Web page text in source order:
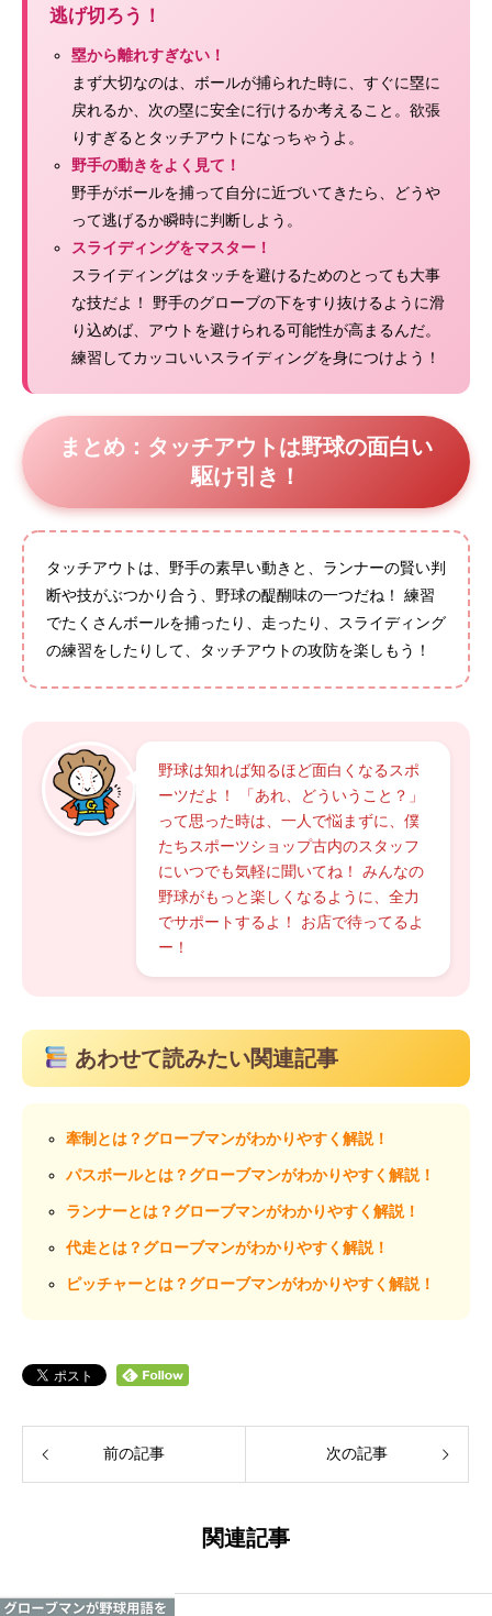
逃げ切ろう！
塁から離れすぎない！
まず大切なのは、ボールが捕られた時に、すぐに塁に
戻れるか、次の塁に安全に行けるか考えること。欲張
りすぎるとタッチアウトになっちゃうよ。
野手の動きをよく見て！
野手がボールを捕って自分に近づいてきたら、どうや
って逃げるか瞬時に判断しよう。
スライディングをマスター！
スライディングはタッチを避けるためのとっても大事
な技だよ！ 野手のグローブの下をすり抜けるように滑
り込めば、アウトを避けられる可能性が高まるんだ。
練習してカッコいいスライディングを身につけよう！
まとめ：タッチアウトは野球の面白い
駆け引き！
タッチアウトは、野手の素早い動きと、ランナーの賢い判
断や技がぶつかり合う、野球の醍醐味の一つだね！ 練習
でたくさんボールを捕ったり、走ったり、スライディング
の練習をしたりして、タッチアウトの攻防を楽しもう！
野球は知れば知るほど面白くなるスポ
ーツだよ！ 「あれ、どういうこと？」
って思った時は、一人で悩まずに、僕
たちスポーツショップ古内のスタッフ
にいつでも気軽に聞いてね！ みんなの
野球がもっと楽しくなるように、全力
でサポートするよ！ お店で待ってるよ
ー！
あわせて読みたい関連記事
牽制とは？グローブマンがわかりやすく解説！
パスボールとは？グローブマンがわかりやすく解説！
ランナーとは？グローブマンがわかりやすく解説！
代走とは？グローブマンがわかりやすく解説！
ピッチャーとは？グローブマンがわかりやすく解説！
前の記事 次の記事
関連記事